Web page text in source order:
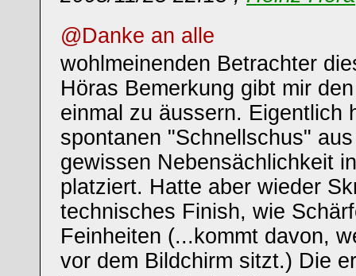
@Danke an alle
wohlmeinenden Betrachter
Höras Bemerkung gibt mir
einmal zu äussern. Eigentlich
spontanen "Schnellschus"
gewissen Nebensächlichkeit
platziert. Hatte aber wieder
technisches Finish, wie
Feinheiten (...kommt davon,
vor dem Bildchirm sitzt.) Die